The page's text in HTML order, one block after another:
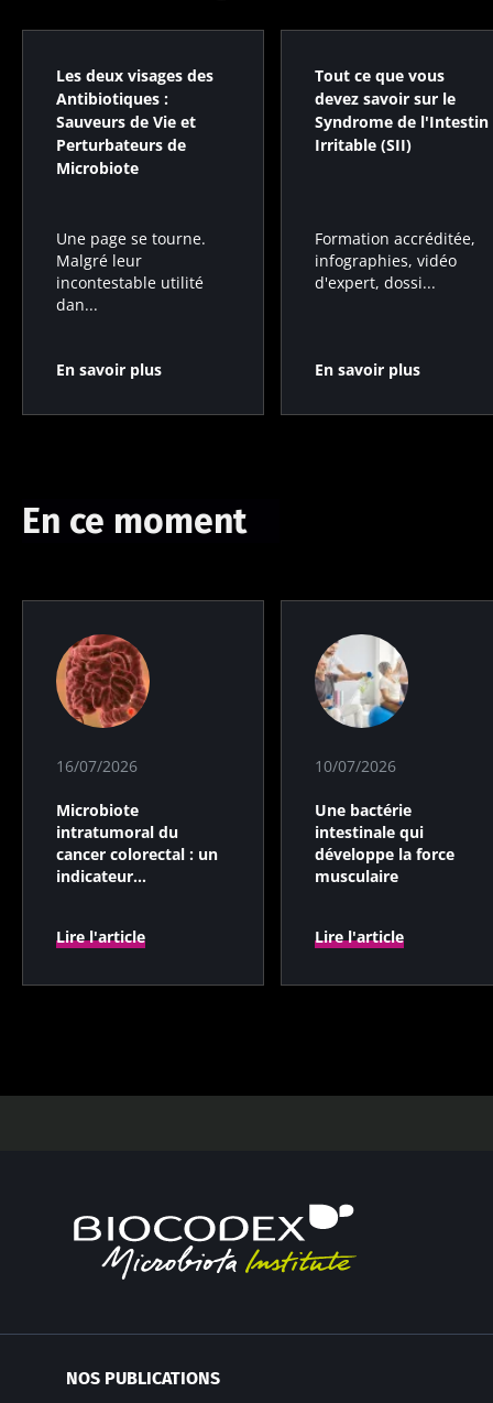
Les deux visages des
Antibiotiques :
Sauveurs de Vie et
Perturbateurs de
Microbiote
Une page se tourne.
Malgré leur
incontestable utilité
dan...
En savoir plus
Tout ce que vous
devez savoir sur le
Syndrome de l'Intestin
Irritable (SII)
Formation accréditée,
infographies, vidéo
d'expert, dossi...
En savoir plus
En ce moment
16/07/2026
Microbiote
intratumoral du
cancer colorectal : un
indicateur
Lire l'article
10/07/2026
Une bactérie
intestinale qui
développe la force
musculaire
Lire l'article
NOS PUBLICATIONS